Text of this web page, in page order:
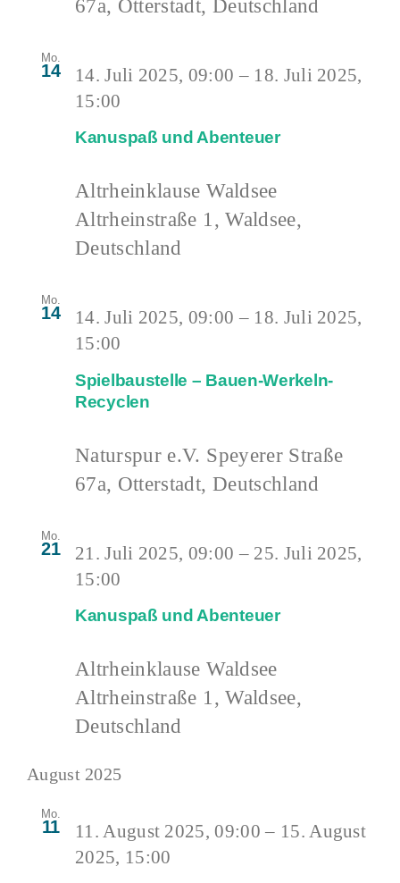
67a, Otterstadt, Deutschland
Mo.
14
Kanuspaß und Abenteuer
14. Juli 2025, 09:00 – 18. Juli 2025,
15:00
Altrheinklause Waldsee
Altrheinstraße 1, Waldsee,
Deutschland
Mo.
14
Spielbaustelle – Bauen-Werkeln-
Recyclen
14. Juli 2025, 09:00 – 18. Juli 2025,
15:00
Naturspur e.V. Speyerer Straße
67a, Otterstadt, Deutschland
Mo.
21
Kanuspaß und Abenteuer
21. Juli 2025, 09:00 – 25. Juli 2025,
15:00
Altrheinklause Waldsee
Altrheinstraße 1, Waldsee,
Deutschland
August 2025
Mo.
11 11. August 2025, 09:00 – 15. August
2025, 15:00